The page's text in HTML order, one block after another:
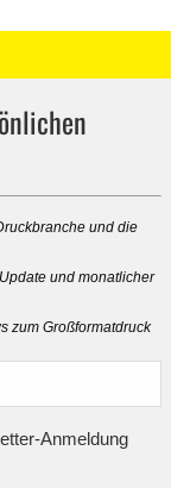
und die
und monatlicher
zum Großformatdruck
Anmeldung